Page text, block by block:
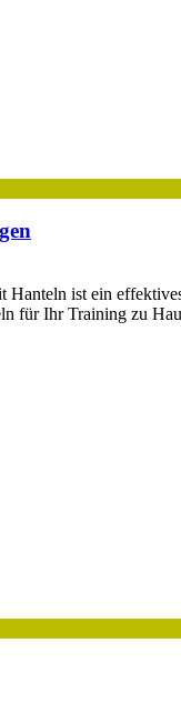
ist ein
Ihr Training zu